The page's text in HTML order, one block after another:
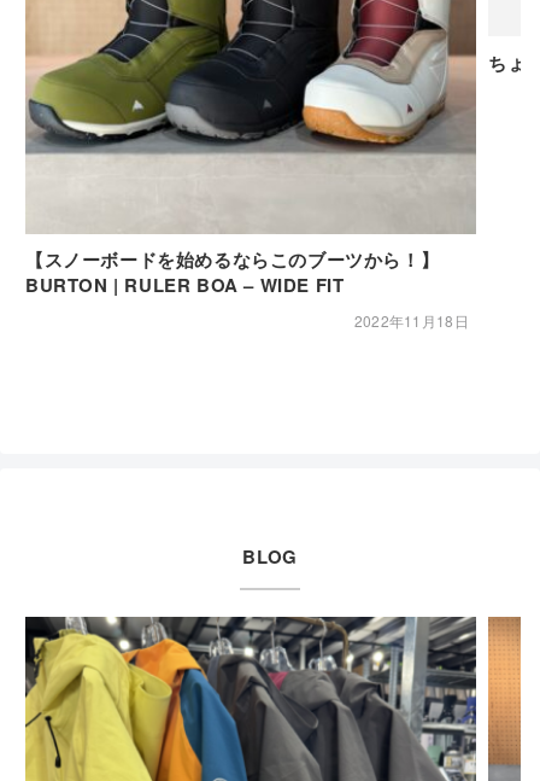
【スノーボードを始めるならこのブーツから！】
BURTON | RULER BOA – WIDE FIT
2022年11月18日
ちょ
BLOG